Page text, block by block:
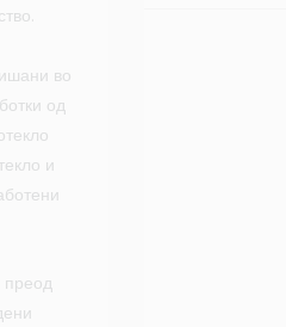
во
од
и
преод